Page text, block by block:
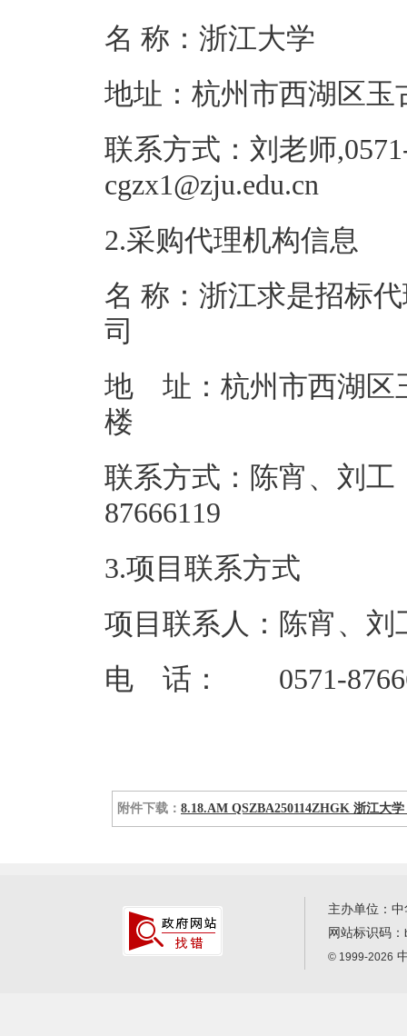
名 称：浙江
地址：杭州市
联系方式：刘老师
2.采购代理机构信息
名 称：浙江求是招标
地 址：杭州市西湖区
联系方式：陈宵、刘工
3.项目联系方式
项目联系人：陈宵、刘
电 话： 0571-
附件下载： 8.18.AM QSZBA250114ZHGK 浙江大
主办单位：
网站标识码：
© 1999-2026